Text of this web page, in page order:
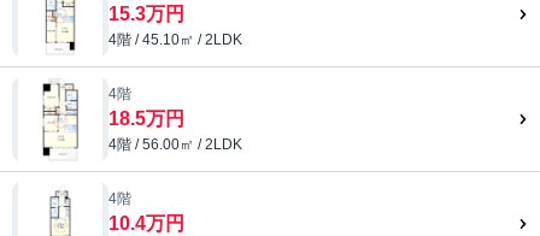
15.3万円
4階 / 45.10㎡ / 2LDK
4階
18.5万円
4階 / 56.00㎡ / 2LDK
4階
10.4万円